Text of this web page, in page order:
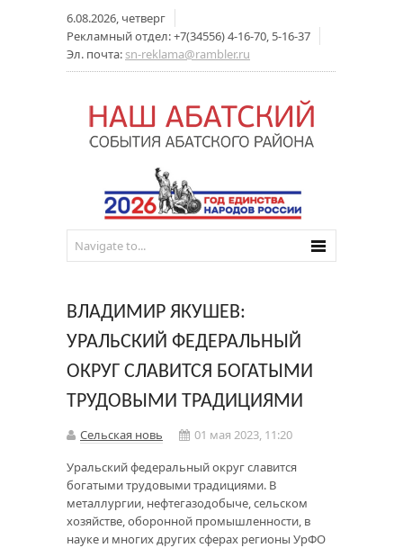
6.08.2026, четверг
Рекламный отдел: +7(34556) 4-16-70, 5-16-37
Эл. почта: sn-reklama@rambler.ru
ВЛАДИМИР ЯКУШЕВ:
УРАЛЬСКИЙ ФЕДЕРАЛЬНЫЙ
ОКРУГ СЛАВИТСЯ БОГАТЫМИ
ТРУДОВЫМИ ТРАДИЦИЯМИ
Сельская новь
01 мая 2023, 11:20
Уральский федеральный округ славится
богатыми трудовыми традициями. В
металлургии, нефтегазодобыче, сельском
хозяйстве, оборонной промышленности, в
науке и многих других сферах регионы УрФО